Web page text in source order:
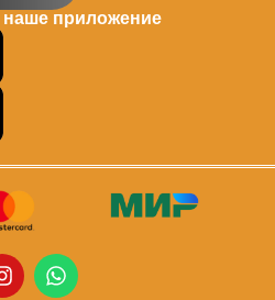
наше приложение